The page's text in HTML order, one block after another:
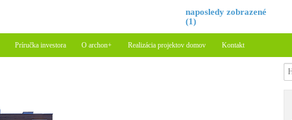
naposledy zobrazené
(1)
Príručka investora O archon+ Realizácia projektov domov Kontakt